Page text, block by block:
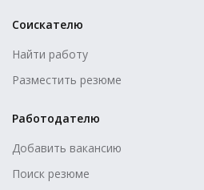
Соискателю
Найти работу
Разместить резюме
Работодателю
Добавить вакансию
Поиск резюме